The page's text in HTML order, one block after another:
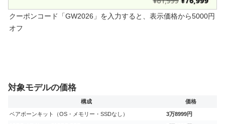
クーポンコード「GW2026」を入力すると、表示価格から5000円
オフ
対象モデルの価格
構成 価格
ベアボーンキット（OS・メモリー・SSDなし） 3万8999円